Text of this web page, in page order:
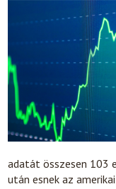
adatát összesen 103
után esnek az